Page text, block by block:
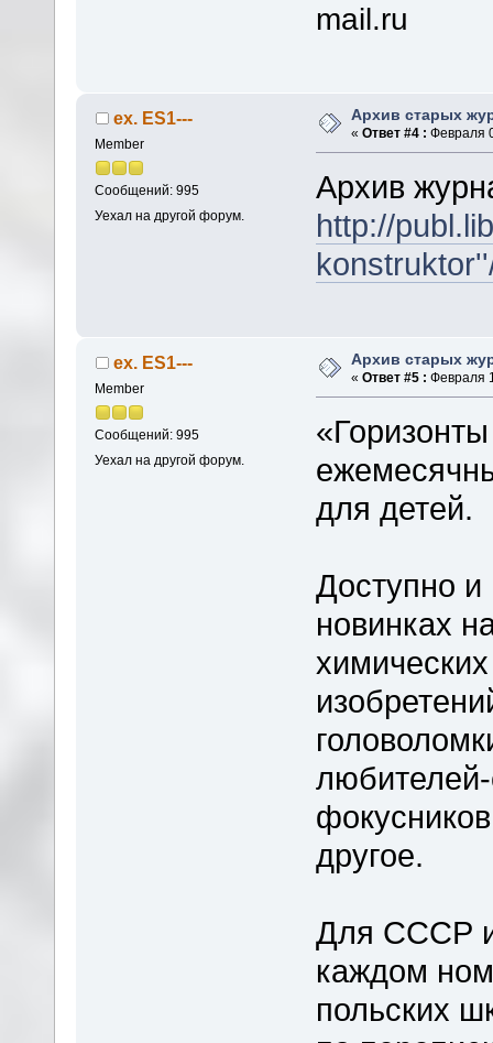
mail.ru
ex. ES1---
Member
Сообщений: 995
Уехал на другой форум.
Архив старых
«Ответ #4 : Февраля
Архив
http://
ex. ES1---
Member
Сообщений: 995
Уехал на другой форум.
Архив старых
«Ответ #5 : Февраля
для детей.
Доступно и
новинках
другое.
Для СССР
каждом
польских